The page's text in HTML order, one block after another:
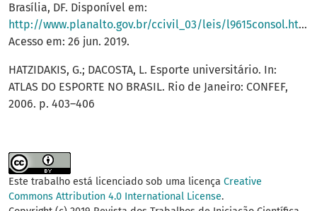
Brasília, DF. Disponível em:
http://www.planalto.gov.br/ccivil_03/leis/l9615consol.htm
Acesso em: 26 jun. 2019.
HATZIDAKIS, G.; DACOSTA, L. Esporte universitário. In:
ATLAS DO ESPORTE NO BRASIL. Rio de Janeiro: CONFEF,
2006. p. 403–406
Este trabalho está licenciado sob uma licença Creative
Commons Attribution 4.0 International License.